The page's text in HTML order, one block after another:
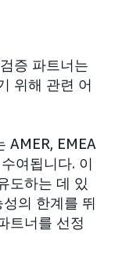
증 파트너는
위해 관련 어
AMER, EMEA
여됩니다. 이
도하는 데 있
의 한계를 뛰
트너를 선정